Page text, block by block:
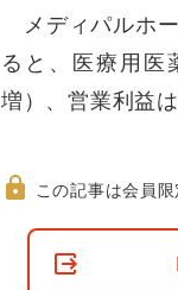
メディパルホ
ると、医療用
増）、営業利益
この記事は会員